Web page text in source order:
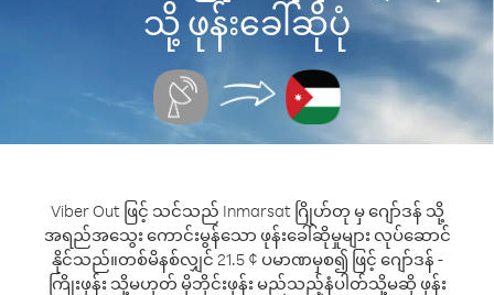
သို့ ဖုန်းခေါ်ဆိုပုံ
Viber Out ဖြင့် သင်သည် Inmarsat ဂြိုဟ်တု မှ ဂျော်ဒန် သို့
အရည်အသွေး ကောင်းမွန်သော ဖုန်းခေါ်ဆိုမှုများ လုပ်ဆောင်
နိုင်သည်။တစ်မိနစ်လျှင် 21.5 ¢ ပမာဏမှစ၍ ဖြင့် ဂျော်ဒန် -
ကြိုးဖုန်း သို့မဟုတ် မိုဘိုင်းဖုန်း မည်သည့်နံပါတ်သို့မဆို ဖုန်း